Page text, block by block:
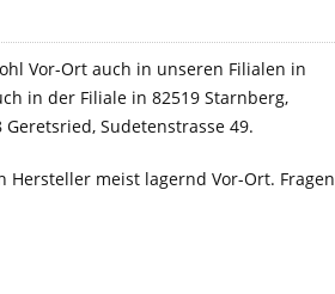
Vor-Ort auch in unseren Filialen in
in der Filiale in 82519 Starnberg,
Sudetenstrasse 49.
meist lagernd Vor-Ort. Fragen